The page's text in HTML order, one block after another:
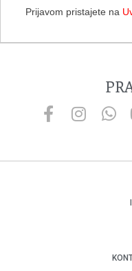
Prijavom pristajete na